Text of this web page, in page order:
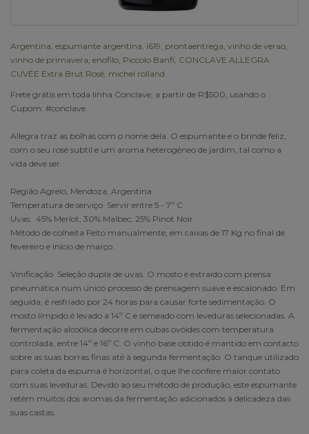
Argentina espumante argentina i619 prontaentrega vinho de verao
vinho de primavera enofilo Piccolo Banfi CONCLAVE ALLEGRA
CUVÉE Extra Brut Rosé michel rolland
Frete grátis em toda linha Conclave, a partir de R$500, usando o
Cupom: #conclave
Allegra traz as bolhas com o nome dela. O espumante e o brinde feliz,
com o seu rosé subtil e um aroma heterogéneo de jardim, tal como a
vida deve ser.
Região Agrelo, Mendoza, Argentina
Temperatura de serviço Servir entre 5 - 7º C
Uvas: 45% Merlot, 30% Malbec, 25% Pinot Noir
Método de colheita Feito manualmente, em caixas de 17 Kg no final de
fevereiro e início de março.
Vinificação Seleção dupla de uvas. O mosto é extraído com prensa
pneumática num único processo de prensagem suave e escalonado. Em
seguida, é resfriado por 24 horas para causar forte sedimentação. O
mosto límpido é levado a 14º C e semeado com leveduras selecionadas. A
fermentação alcoólica decorre em cubas ovóides com temperatura
controlada, entre 14º e 16º C. O vinho base obtido é mantido em contacto
sobre as suas borras finas até à segunda fermentação. O tanque utilizado
para coleta da espuma é horizontal, o que lhe confere maior contato
com suas leveduras. Devido ao seu método de produção, este espumante
retém muitos dos aromas da fermentação adicionados à delicadeza das
suas castas.